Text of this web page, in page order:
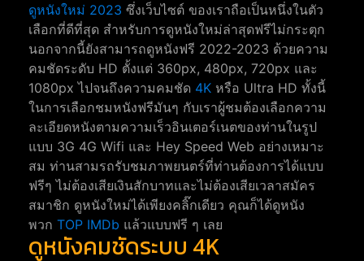
ดูหนังใหม่ 2023 ซึ่งเว็บไซต์ ของเราถือเป็นหนึ่งในตัว
เลือกที่ดีที่สุด สำหรับการดูหนังใหม่ล่าสุดฟรีไม่กระตุก
นอกจากนี้ยังสามารถดูหนังฟรี 2022-2023 ด้วยความ
คมชัดระดับ HD ตั้งแต่ 360px, 480px, 720px และ
1080px ไปจนถึงความคมชัด 4K หรือ Ultra HD ทั้งนี้
ในการเลือกชมหนังฟรีมันๆ กับเราผู้ชมต้องเลือกความ
ละเอียดหนังตามความเร็วอินเตอร์เนตของท่านในรูป
แบบ 3G 4G Wifi และ Hey Speed Web อย่างเหมาะ
สม ท่านสามรถรับชมภาพยนตร์ที่ท่านต้องการได้แบบ
ฟรีๆ ไม่ต้องเสียเงินสักบาทและไม่ต้องเสียเวลาสมัคร
สมาชิก ดูหนังใหม่ได้เพียงคลิ๊กเดียว คุณก็ได้ดูหนัง
พวก TOP IMDb แล้วแบบฟรี ๆ เลย
ดูหนังคมชัดระบบ 4K